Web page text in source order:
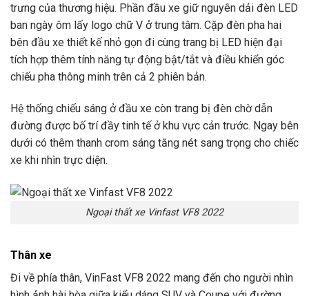
trưng của thương hiệu. Phần đầu xe giữ nguyên dải đèn LED
ban ngày ôm lấy logo chữ V ở trung tâm. Cặp đèn pha hai
bên đầu xe thiết kế nhỏ gọn đi cùng trang bị LED hiện đại
tích hợp thêm tính năng tự động bật/tắt và điều khiển góc
chiếu pha thông minh trên cả 2 phiên bản.
Hệ thống chiếu sáng ở đầu xe còn trang bị đèn chờ dẫn
đường được bố trí đầy tinh tế ở khu vực cản trước. Ngay bên
dưới có thêm thanh crom sáng tăng nét sang trọng cho chiếc
xe khi nhìn trực diện.
Ngoại thất xe Vinfast VF8 2022
Thân xe
Đi về phía thân, VinFast VF8 2022 mang đến cho người nhìn